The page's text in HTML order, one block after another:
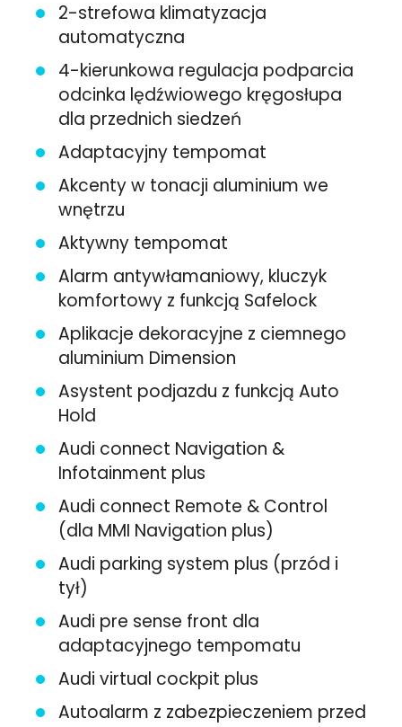
2-strefowa klimatyzacja
automatyczna
4-kierunkowa regulacja podparcia
odcinka lędźwiowego kręgosłupa
dla przednich siedzeń
Adaptacyjny tempomat
Akcenty w tonacji aluminium we
wnętrzu
Aktywny tempomat
Alarm antywłamaniowy, kluczyk
komfortowy z funkcją Safelock
Aplikacje dekoracyjne z ciemnego
aluminium Dimension
Asystent podjazdu z funkcją Auto
Hold
Audi connect Navigation &
Infotainment plus
Audi connect Remote & Control
(dla MMI Navigation plus)
Audi parking system plus (przód i
tył)
Audi pre sense front dla
adaptacyjnego tempomatu
Audi virtual cockpit plus
Autoalarm z zabezpieczeniem przed